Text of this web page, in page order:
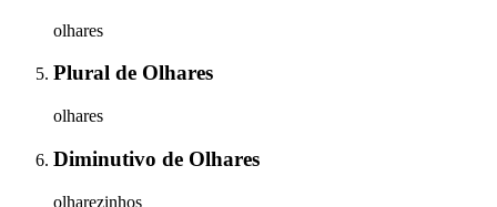
olhares
Plural de Olhares
olhares
Diminutivo de Olhares
olharezinhos